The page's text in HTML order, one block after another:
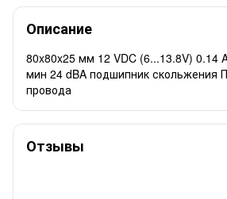
Описание
80x80x25 мм 12 VDC (6...13.8V) 0.14
мин 24 dBA подшипник скольжения
провода
Отзывы